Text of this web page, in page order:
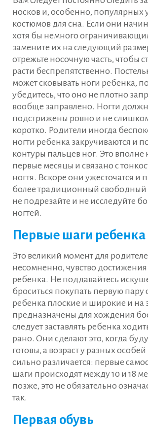
носков и, особенно, популярных
костюмов для сна. Если они
хотя бы немного
замените их на следующий
отрежьте носочную часть, чтобы
расти беспрепятственно.
может сковывать ноги ребенка,
убедитесь, что оно не плотно
вообще заправлено. Ногти
подстрижены ровно и не
коротко. Родители иногда
ногти ребенка закручиваются и
контуры пальцев ног. Это вполне
первые месяцы и связано с
ногтя. Вскоре они ужесточатся и
более традиционный свободный
не подрезайте и не исследуйте
ногтей.
Первые шаги ребенка
Это великий момент для
несомненно, чувство достижения
ребенка. Не поддавайтесь
броситься покупать первую пару
ребенка плоские и широкие и на
предназначены для хождения
следует заставлять ребенка
рано. Они сделают это, когда
готовы, а возраст у разных
сильно различается: первые
шаги происходят между 10 и 18
позже, это не обязательно
так.
Первая обувь